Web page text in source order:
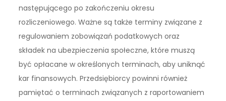
następującego po zakończeniu okresu
rozliczeniowego. Ważne są także terminy związane z
regulowaniem zobowiązań podatkowych oraz
składek na ubezpieczenia społeczne, które muszą
być opłacane w określonych terminach, aby uniknąć
kar finansowych. Przedsiębiorcy powinni również
pamiętać o terminach związanych z raportowaniem